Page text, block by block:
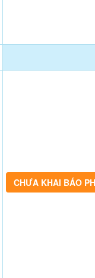
CHƯA KHAI BÁO